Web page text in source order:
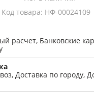
Код товара: НФ-00024109
расчет, Банковские
Доставка по городу,